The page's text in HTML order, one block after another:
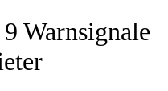
Warnsignale